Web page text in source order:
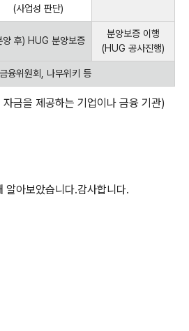
(사업성 판단)
양 후) HUG 분양보증
분양보증 이행
(HUG 공사진행)
융위원회, 나무위키 등
금을 제공하는 기업이나 금융 기관)
알아보았습니다.감사합니다.